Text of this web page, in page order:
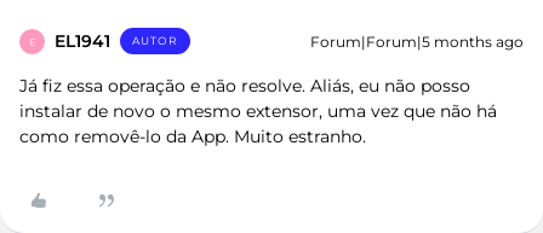
E EL1941 AUTOR Forum|Forum|5 months ago
Já fiz essa operação e não resolve. Aliás, eu não posso
instalar de novo o mesmo extensor, uma vez que não há
como removê-lo da App. Muito estranho.